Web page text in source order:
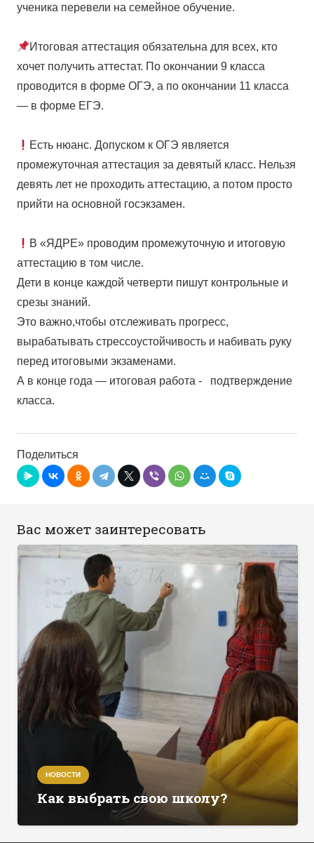
ученика перевели на семейное обучение.⁣⁣⠀⁣⁣⠀
Итоговая аттестация обязательна для всех, кто
хочет получить аттестат. По окончании 9 класса
проводится в форме ОГЭ, а по окончании 11 класса
— в форме ЕГЭ.⁣⁣⠀⁣⁣⠀
Есть нюанс. Допуском к ОГЭ является
промежуточная аттестация за девятый класс. Нельзя
девять лет не проходить аттестацию, а потом просто
прийти на основной госэкзамен.⁣⁣⠀⁣⁣⠀
В «ЯДРЕ» проводим промежуточную и итоговую
аттестацию в том числе.⁣⁣⠀⁣⁣⠀
Дети в конце каждой четверти пишут контрольные и
срезы знаний.⁣⁣⠀⁣⁣⠀
Это важно,чтобы отслеживать прогресс,
вырабатывать стрессоустойчивость и набивать руку
перед итоговыми экзаменами.⁣⁣⠀⁣⁣⠀
А в конце года — итоговая работа -⠀подтверждение
класса.⁣⁣⠀
Поделиться
Вас может заинтересовать
НОВОСТИ
Как выбрать свою школу?